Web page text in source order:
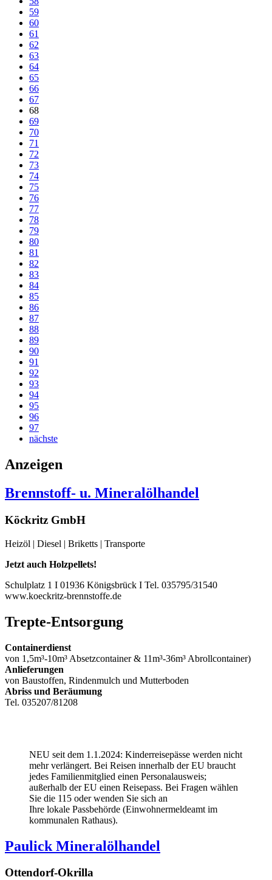
59
60
61
62
63
64
65
66
67
68
69
70
71
72
73
74
75
76
77
78
79
80
81
82
83
84
85
86
87
88
89
90
91
92
93
94
95
96
97
nächste
Anzeigen
Brennstoff- u. Mineralölhandel
Köckritz GmbH
Heizöl | Diesel | Briketts | Transporte
Jetzt auch Holzpellets!
Schulplatz 1 I 01936 Königsbrück I Tel. 035795/31540
www.koeckritz-brennstoffe.de
Trepte-Entsorgung
Containerdienst
von 1,5m³-10m³ Absetzcontainer & 11m³-36m³ Abrollcontainer)
Anlieferungen
von Baustoffen, Rindenmulch und Mutterboden
Abriss und Beräumung
Tel. 035207/81208
NEU seit dem 1.1.2024: Kinderreisepässe werden nicht
mehr verlängert. Bei Reisen innerhalb der EU braucht
jedes Familienmitglied einen Personalausweis;
außerhalb der EU einen Reisepass. Bei Fragen wählen
Sie die 115 oder wenden Sie sich an
Ihre lokale Passbehörde (Einwohnermeldeamt im
kommunalen Rathaus).
Paulick Mineralölhandel
Ottendorf-Okrilla